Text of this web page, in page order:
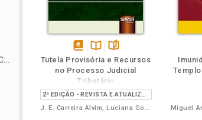
Direitos Reais e Direito das Coisas
em
eBook
Disponível
na
B.V.
páginas
Tutela Provisória e Recursos
no Processo Judicial
Tributário
J. E. Carreira Alvim, Luciana Gontijo Carreira Alvim Miguel
TambémFolheie